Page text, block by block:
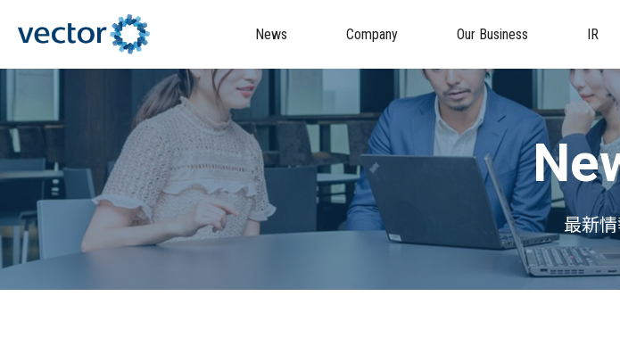
News Company Our Business IR
最新